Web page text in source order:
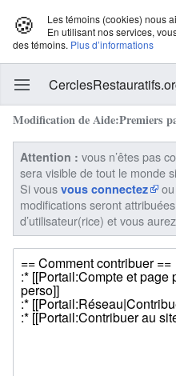
🍪
Les témoins (cookies) nous
En utilisant nos services,
des témoins. Plus d’informations
Modification de Aide:Premiers
Attention : vous n’êtes pas
sera visible de tout le monde
Si vous vous connectez ou
modifications seront
d’utilisateur(rice) et vous